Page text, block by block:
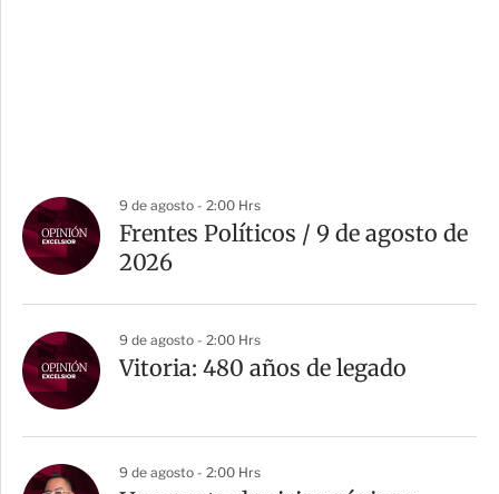
9 de agosto - 2:00 Hrs
Frentes Políticos / 9 de agosto de
2026
9 de agosto - 2:00 Hrs
Vitoria: 480 años de legado
9 de agosto - 2:00 Hrs